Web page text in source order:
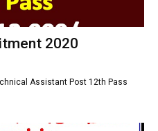
2020
Assistant Post 12th Pass